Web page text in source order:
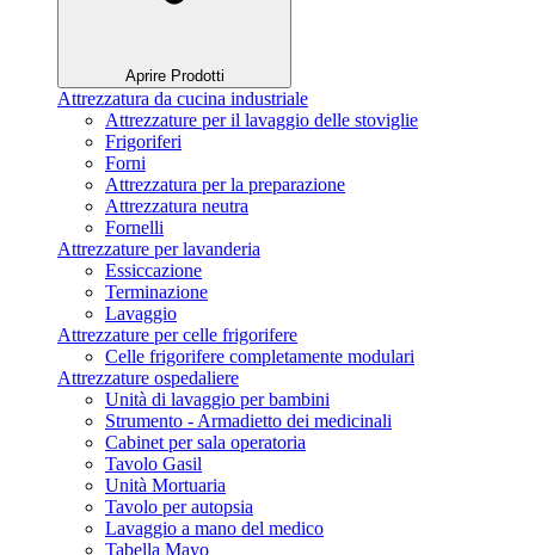
Aprire Prodotti
Attrezzatura da cucina industriale
Attrezzature per il lavaggio delle stoviglie
Frigoriferi
Forni
Attrezzatura per la preparazione
Attrezzatura neutra
Fornelli
Attrezzature per lavanderia
Essiccazione
Terminazione
Lavaggio
Attrezzature per celle frigorifere
Celle frigorifere completamente modulari
Attrezzature ospedaliere
Unità di lavaggio per bambini
Strumento - Armadietto dei medicinali
Cabinet per sala operatoria
Tavolo Gasil
Unità Mortuaria
Tavolo per autopsia
Lavaggio a mano del medico
Tabella Mayo